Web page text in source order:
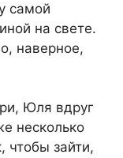
самой
на свете.
наверное,
Юля вдруг
несколько
чтобы зайти,